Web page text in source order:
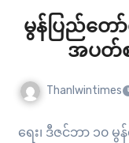
မွန်ပြည်တေ
အပတ်
Thanlwintimes
ရေး၊ ဒီဇင်ဘာ ၁